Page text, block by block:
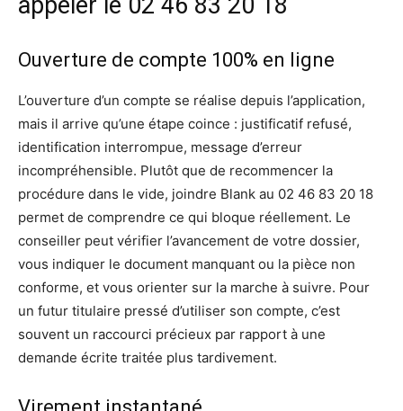
Ouverture de compte 100% en ligne
L’ouverture d’un compte se réalise depuis l’application,
mais il arrive qu’une étape coince : justificatif refusé,
identification interrompue, message d’erreur
incompréhensible. Plutôt que de recommencer la
procédure dans le vide, joindre Blank au 02 46 83 20 18
permet de comprendre ce qui bloque réellement. Le
conseiller peut vérifier l’avancement de votre dossier,
vous indiquer le document manquant ou la pièce non
conforme, et vous orienter sur la marche à suivre. Pour
un futur titulaire pressé d’utiliser son compte, c’est
souvent un raccourci précieux par rapport à une
demande écrite traitée plus tardivement.